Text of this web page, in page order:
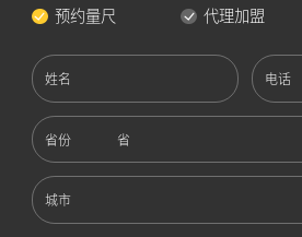
预约量尺 代理加盟
姓名 电话
省份
城市